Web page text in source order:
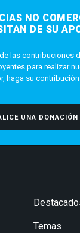
NO
DE SU
las contribuciones
para realizar
haga su contribución
UNA DONACIÓN
Temas